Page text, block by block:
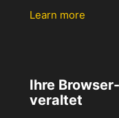
Learn more
Ihre
veraltet